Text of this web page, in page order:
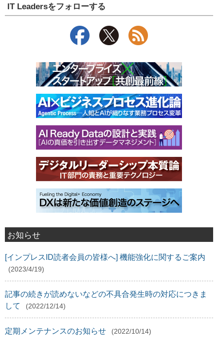
IT Leadersをフォローする
お知らせ
[インプレスID読者会員の皆様へ] 機能強化に関するご案内
(2023/4/19)
記事の続きが読めないなどの不具合発生時の対応につきま
して
(2022/12/14)
定期メンテナンスのお知らせ (2022/10/14)